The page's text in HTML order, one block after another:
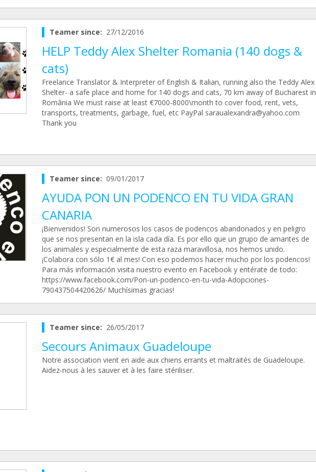
Teamer since: 27/12/2016
HELP Teddy Alex Shelter Romania (140 dogs &
cats)
Freelance Translator & Interpreter of English & Italian, running also the Teddy Alex
Shelter- a safe place and home for 140 dogs and cats, 70 km away of Bucharest in
România We must raise at least €7000-8000\month to cover food, rent, vets,
transports, treatments, garbage, fuel, etc PayPal saraualexandra@yahoo.com
Thank you
Teamer since: 09/01/2017
AYUDA PON UN PODENCO EN TU VIDA GRAN
CANARIA
¡Bienvenidos! Son numerosos los casos de podencos abandonados y en peligro
que se nos presentan en la isla cada día. Es por ello que un grupo de amantes de
los animales y especialmente de esta raza maravillosa, nos hemos unido.
¡Colabora con sólo 1€ al mes! Con eso podemos hacer mucho por los podencos!
Para más información visita nuestro evento en Facebook y entérate de todo:
https://www.facebook.com/Pon-un-podenco-en-tu-vida-Adopciones-
790437504420626/ Muchísimas gracias!
Teamer since: 26/05/2017
Secours Animaux Guadeloupe
Notre association vient en aide aux chiens errants et maltraités de Guadeloupe.
Aidez-nous à les sauver et à les faire stériliser.